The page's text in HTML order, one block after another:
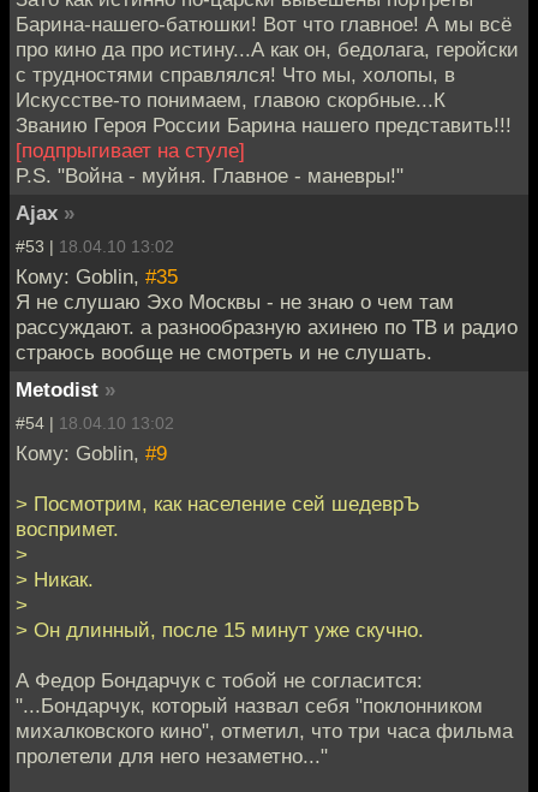
Барина-нашего-батюшки! Вот что главное! А мы всё
про кино да про истину...А как он, бедолага, геройски
с трудностями справлялся! Что мы, холопы, в
Искусстве-то понимаем, главою скорбные...К
Званию Героя России Барина нашего представить!!!
[подпрыгивает на стуле]
P.S. "Война - муйня. Главное - маневры!"
Ajax »
#53 | 18.04.10 13:02
Кому: Goblin, #35
Я не слушаю Эхо Москвы - не знаю о чем там
рассуждают. а разнообразную ахинею по ТВ и радио
страюсь вообще не смотреть и не слушать.
Metodist »
#54 | 18.04.10 13:02
Кому: Goblin, #9
> Посмотрим, как население сей шедеврЪ
воспримет.
>
> Никак.
>
> Он длинный, после 15 минут уже скучно.
А Федор Бондарчук с тобой не согласится:
"...Бондарчук, который назвал себя "поклонником
михалковского кино", отметил, что три часа фильма
пролетели для него незаметно..."